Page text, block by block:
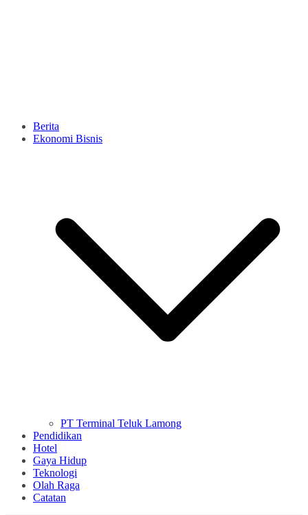
Berita
Ekonomi Bisnis
PT Terminal Teluk Lamong
Pendidikan
Hotel
Gaya Hidup
Teknologi
Olah Raga
Catatan